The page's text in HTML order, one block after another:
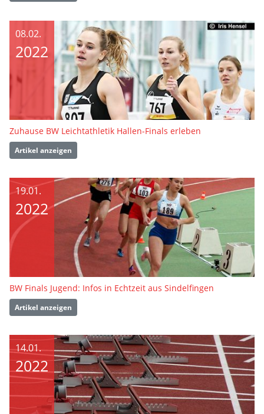
08.02.
2022
Zuhause BW Leichtathletik Hallen-Finals erleben
Artikel anzeigen
19.01.
2022
BW Finals Jugend: Infos in Echtzeit aus Sindelfingen
Artikel anzeigen
14.01.
2022